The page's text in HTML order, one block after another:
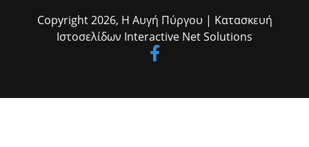
Copyright 2026, Η Αυγή Πύργου | Κατασκευή
Ιστοσελίδων Interactive Net Solutions